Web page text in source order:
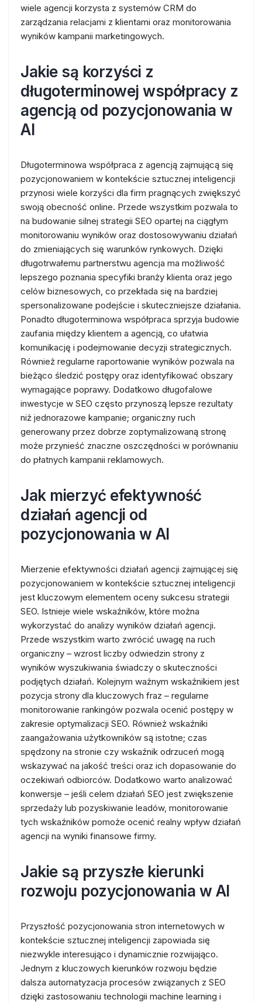
wiele agencji korzysta z systemów CRM do
zarządzania relacjami z klientami oraz monitorowania
wyników kampanii marketingowych.
Jakie są korzyści z
długoterminowej współpracy z
agencją od pozycjonowania w
AI
Długoterminowa współpraca z agencją zajmującą się
pozycjonowaniem w kontekście sztucznej inteligencji
przynosi wiele korzyści dla firm pragnących zwiększyć
swoją obecność online. Przede wszystkim pozwala to
na budowanie silnej strategii SEO opartej na ciągłym
monitorowaniu wyników oraz dostosowywaniu działań
do zmieniających się warunków rynkowych. Dzięki
długotrwałemu partnerstwu agencja ma możliwość
lepszego poznania specyfiki branży klienta oraz jego
celów biznesowych, co przekłada się na bardziej
spersonalizowane podejście i skuteczniejsze działania.
Ponadto długoterminowa współpraca sprzyja budowie
zaufania między klientem a agencją, co ułatwia
komunikację i podejmowanie decyzji strategicznych.
Również regularne raportowanie wyników pozwala na
bieżąco śledzić postępy oraz identyfikować obszary
wymagające poprawy. Dodatkowo długofalowe
inwestycje w SEO często przynoszą lepsze rezultaty
niż jednorazowe kampanie; organiczny ruch
generowany przez dobrze zoptymalizowaną stronę
może przynieść znaczne oszczędności w porównaniu
do płatnych kampanii reklamowych.
Jak mierzyć efektywność
działań agencji od
pozycjonowania w AI
Mierzenie efektywności działań agencji zajmującej się
pozycjonowaniem w kontekście sztucznej inteligencji
jest kluczowym elementem oceny sukcesu strategii
SEO. Istnieje wiele wskaźników, które można
wykorzystać do analizy wyników działań agencji.
Przede wszystkim warto zwrócić uwagę na ruch
organiczny – wzrost liczby odwiedzin strony z
wyników wyszukiwania świadczy o skuteczności
podjętych działań. Kolejnym ważnym wskaźnikiem jest
pozycja strony dla kluczowych fraz – regularne
monitorowanie rankingów pozwala ocenić postępy w
zakresie optymalizacji SEO. Również wskaźniki
zaangażowania użytkowników są istotne; czas
spędzony na stronie czy wskaźnik odrzuceń mogą
wskazywać na jakość treści oraz ich dopasowanie do
oczekiwań odbiorców. Dodatkowo warto analizować
konwersje – jeśli celem działań SEO jest zwiększenie
sprzedaży lub pozyskiwanie leadów, monitorowanie
tych wskaźników pomoże ocenić realny wpływ działań
agencji na wyniki finansowe firmy.
Jakie są przyszłe kierunki
rozwoju pozycjonowania w AI
Przyszłość pozycjonowania stron internetowych w
kontekście sztucznej inteligencji zapowiada się
niezwykle interesująco i dynamicznie rozwijająco.
Jednym z kluczowych kierunków rozwoju będzie
dalsza automatyzacja procesów związanych z SEO
dzięki zastosowaniu technologii machine learning i